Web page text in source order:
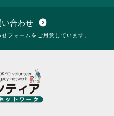
い合わせ expand_circle_down
フォームをご用意しています。